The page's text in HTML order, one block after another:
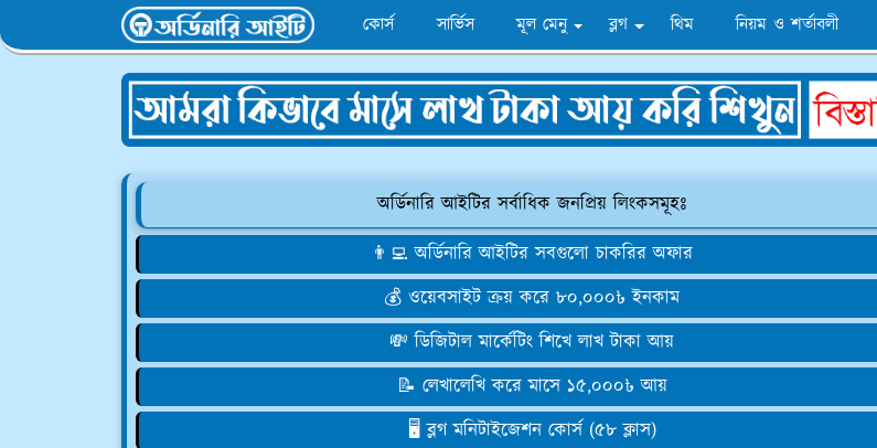
কোর্স সার্ভিস মূল মেনু ব্লগ থিম নিয়ম ও শর্তাবলী
অর্ডিনারি আইটির সর্বাধিক জনপ্রিয় লিংকসমূহঃ
👨‍💻 অর্ডিনারি আইটির সবগুলো চাকরির অফার
💰 ওয়েবসাইট ক্রয় করে ৮০,০০০৳ ইনকাম
💸 ডিজিটাল মার্কেটিং শিখে লাখ টাকা আয়
📝 লেখালেখি করে মাসে ১৫,০০০৳ আয়
🖥️ ব্লগ মনিটাইজেশন কোর্স (৫৮ ক্লাস)